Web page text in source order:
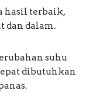
hasil terbaik,
dan dalam.
suhu
dibutuhkan